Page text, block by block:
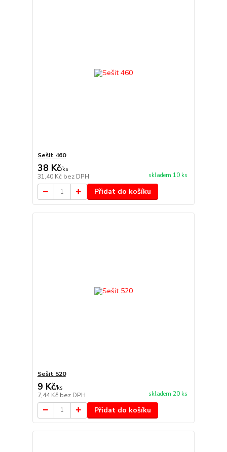
Sešit 460
38 Kč/ks
31,40 Kč bez DPH skladem 10 ks
Přidat do košíku
Sešit 520
9 Kč/ks
7,44 Kč bez DPH skladem 20 ks
Přidat do košíku